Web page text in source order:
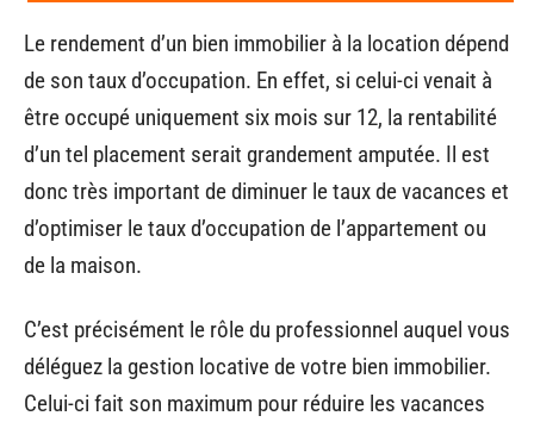
Le rendement d’un bien immobilier à la location dépend
de son taux d’occupation. En effet, si celui-ci venait à
être occupé uniquement six mois sur 12, la rentabilité
d’un tel placement serait grandement amputée. Il est
donc très important de diminuer le taux de vacances et
d’optimiser le taux d’occupation de l’appartement ou
de la maison.
C’est précisément le rôle du professionnel auquel vous
déléguez la gestion locative de votre bien immobilier.
Celui-ci fait son maximum pour réduire les vacances